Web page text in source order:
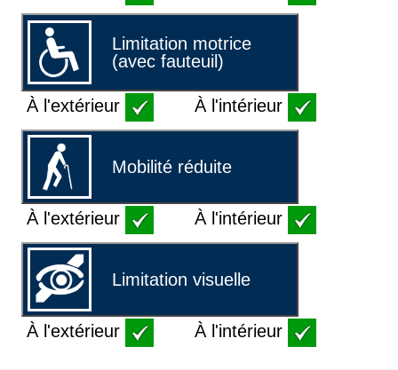
Limitation motrice
(avec fauteuil)
À l'extérieur À l'intérieur
Mobilité réduite
À l'extérieur À l'intérieur
Limitation visuelle
À l'extérieur À l'intérieur